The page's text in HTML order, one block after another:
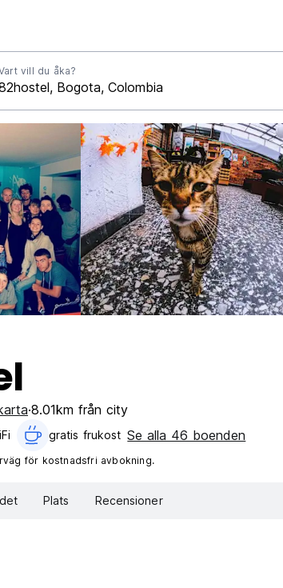
vill du åka?
8.01km från city
gratis frukost‎ Se alla 46 boenden
för kostnadsfri avbokning.
Plats Recensioner